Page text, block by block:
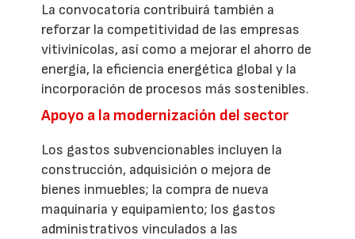
La convocatoria contribuirá también a
reforzar la competitividad de las empresas
vitivinícolas, así como a mejorar el ahorro de
energía, la eficiencia energética global y la
incorporación de procesos más sostenibles.
Apoyo a la modernización del sector
Los gastos subvencionables incluyen la
construcción, adquisición o mejora de
bienes inmuebles; la compra de nueva
maquinaria y equipamiento; los gastos
administrativos vinculados a las